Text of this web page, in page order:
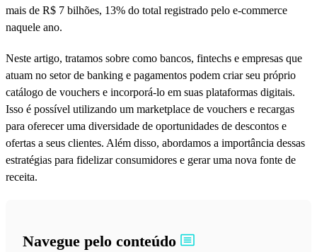
mais de R$ 7 bilhões, 13% do total registrado pelo e-commerce
naquele ano.
Neste artigo, tratamos sobre como bancos, fintechs e empresas que
atuam no setor de banking e pagamentos podem criar seu próprio
catálogo de vouchers e incorporá-lo em suas plataformas digitais.
Isso é possível utilizando um marketplace de vouchers e recargas
para oferecer uma diversidade de oportunidades de descontos e
ofertas a seus clientes. Além disso, abordamos a importância dessas
estratégias para fidelizar consumidores e gerar uma nova fonte de
receita.
Navegue pelo conteúdo